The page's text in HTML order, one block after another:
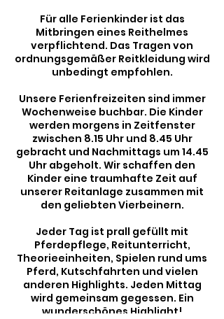
Für alle Ferienkinder ist das
Mitbringen eines Reithelmes
verpflichtend. Das Tragen von
ordnungsgemäßer Reitkleidung wird
unbedingt empfohlen.
Unsere Ferienfreizeiten sind immer
Wochenweise buchbar. Die Kinder
werden morgens in Zeitfenster
zwischen 8.15 Uhr und 8.45 Uhr
gebracht und Nachmittags um 14.45
Uhr abgeholt. Wir schaffen den
Kinder eine traumhafte Zeit auf
unserer Reitanlage zusammen mit
den geliebten Vierbeinern.
Jeder Tag ist prall gefüllt mit
Pferdepflege, Reitunterricht,
Theorieeinheiten, Spielen rund ums
Pferd, Kutschfahrten und vielen
anderen Highlights. Jeden Mittag
wird gemeinsam gegessen. Ein
wunderschönes Highlight!